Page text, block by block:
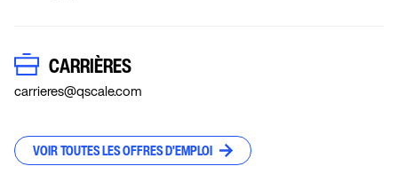
CARRIÈRES
carrieres@qscale.com
VOIR TOUTES LES OFFRES D'EMPLOI